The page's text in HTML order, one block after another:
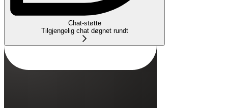
Chat-støtte
Tilgjengelig chat døgnet rundt